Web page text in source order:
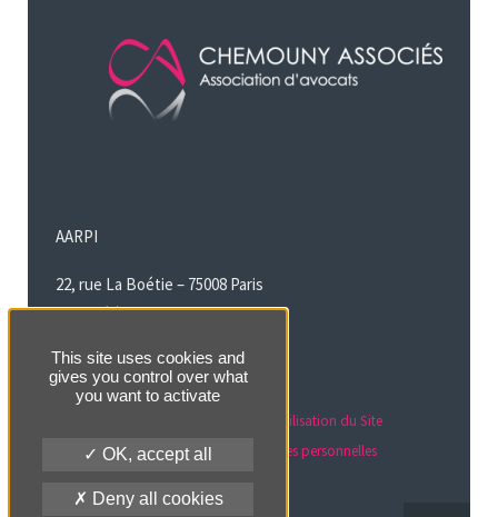
AARPI
22, rue La Boétie – 75008 Paris
T : +33 (0)1 49 24 19 50
/// Politique relative aux cookies
Mentions légales & Conditions d’Utilisation du Site
Politique de protection des données personnelles
This site uses cookies and
gives you control over what
you want to activate
OK, accept all
Deny all cookies